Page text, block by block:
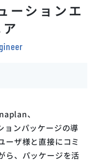
ーションエ
、
ンパッケージの導
ーザ様と直接にコミ
ら、パッケージを活